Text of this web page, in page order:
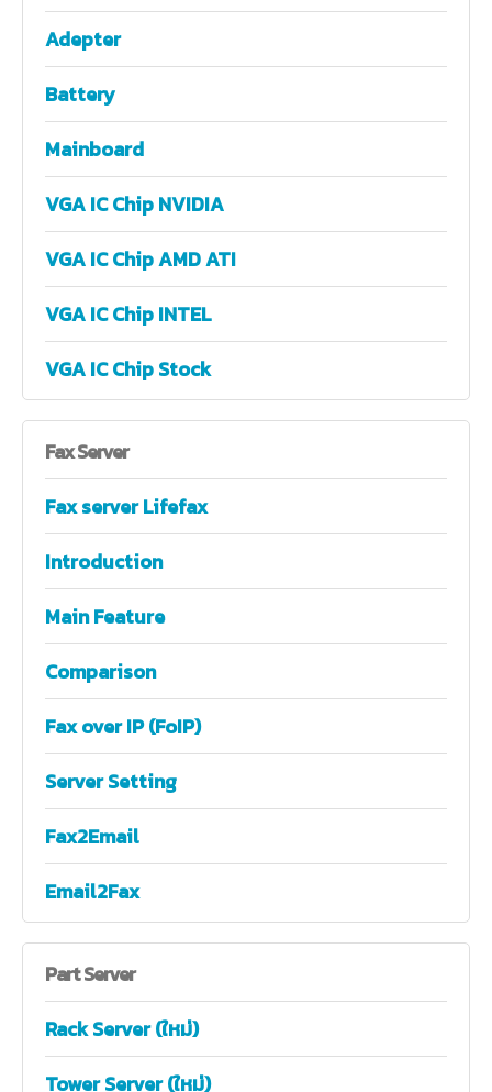
Adepter
Battery
Mainboard
VGA IC Chip NVIDIA
VGA IC Chip AMD ATI
VGA IC Chip INTEL
VGA IC Chip Stock
FaxServer
Fax server Lifefax
Introduction
Main Feature
Comparison
Fax over IP (FoIP)
Server Setting
Fax2Email
Email2Fax
PartServer
Rack Server (ใหม่)
Tower Server (ใหม่)